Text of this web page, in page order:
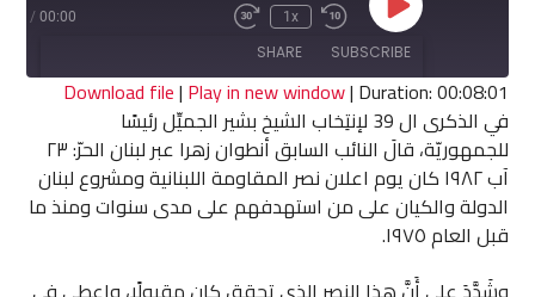
Play
Episode
Rewind
10
Seconds
1x
Fast
seconds
00:00
/
SUBSCRIBE
SHARE
RSS FEED
SHARE
LINK
EMBED
Download file| Play in new window| Duration: 00:08:01
في الذكرى ال 39 لإنتِخاب الشيخ بشير الجميِّل رئيسًا
للجمهوريّة، قالَ النائب السابق أنطوان زهرا عبر لبنان الحرّ: ٢٣
آب ١٩٨٢ كان يوم اعلان نصر المقاومة اللبنانية ومشروع لبنان
الدولة والكيان على من استهدفهم على مدى سنوات ومنذ ما
قبل العام ١٩٧٥.